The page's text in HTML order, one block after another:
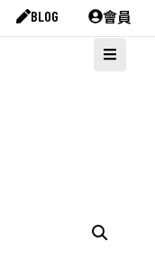
BLOG 會員